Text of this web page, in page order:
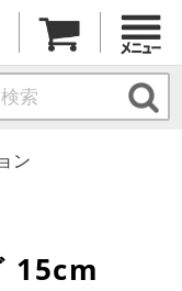
ン
15cm